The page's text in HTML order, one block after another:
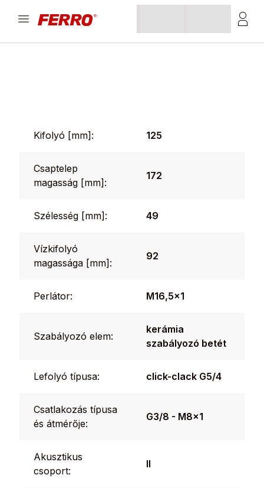
Kifolyó [mm]: 125
Csaptelep
magasság [mm]:
172
Szélesség [mm]: 49
Vízkifolyó
magassága [mm]:
92
Perlátor: M16,5x1
Szabályozó elem:
kerámia
szabályozó betét
Lefolyó típusa: click-clack G5/4
Csatlakozás típusa
és átmérője:
G3/8 - M8x1
Akusztikus
csoport:
II